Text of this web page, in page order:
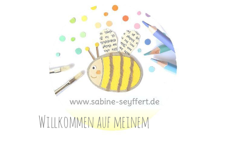
Willkommen auf meinem